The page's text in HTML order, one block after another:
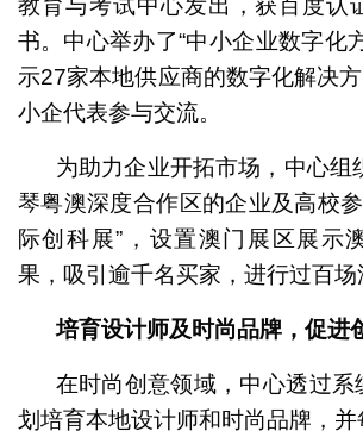
教育与考试中心发出，获百度认
书。中心举办了“中小企业数字化
示27家本地供应商的数字化解决
小企代表参与交流。
为助力企业开拓市场，中心组
琴粤澳深度合作区的企业及高校
际创科展”，设置澳门展区展示
果，吸引逾千名买家，进行过百场
培育设计师及时尚品牌，促进
在时尚创意领域，中心透过系
划培育本地设计师和时尚品牌，